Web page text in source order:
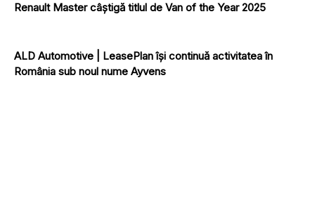
Renault Master câștigă titlul de Van of the Year 2025
ALD Automotive | LeasePlan își continuă activitatea în
România sub noul nume Ayvens